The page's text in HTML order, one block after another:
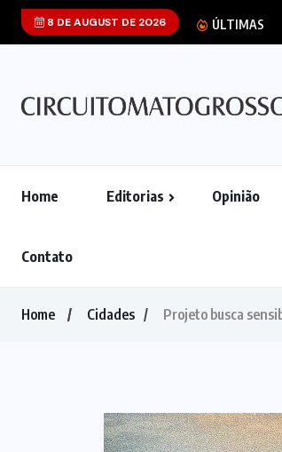
8 DE AUGUST DE 2026 ÚLTIMAS
Home Editorias Opinião
Contato
Home Cidades Projeto busca